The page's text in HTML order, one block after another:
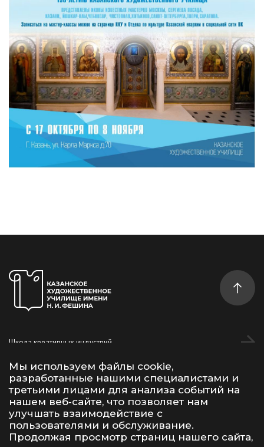
Мы используем файлы cookie,
разработанные нашими специалистами и
третьими лицами для анализа событий на
нашем веб‑сайте, что позволяет нам
улучшать взаимодействие с
пользователями и обслуживание.
Продолжая просмотр страниц нашего сайта,
Школа креативных индустрий
Студентам
Дополнительное образование
Vk Telegram YouTube